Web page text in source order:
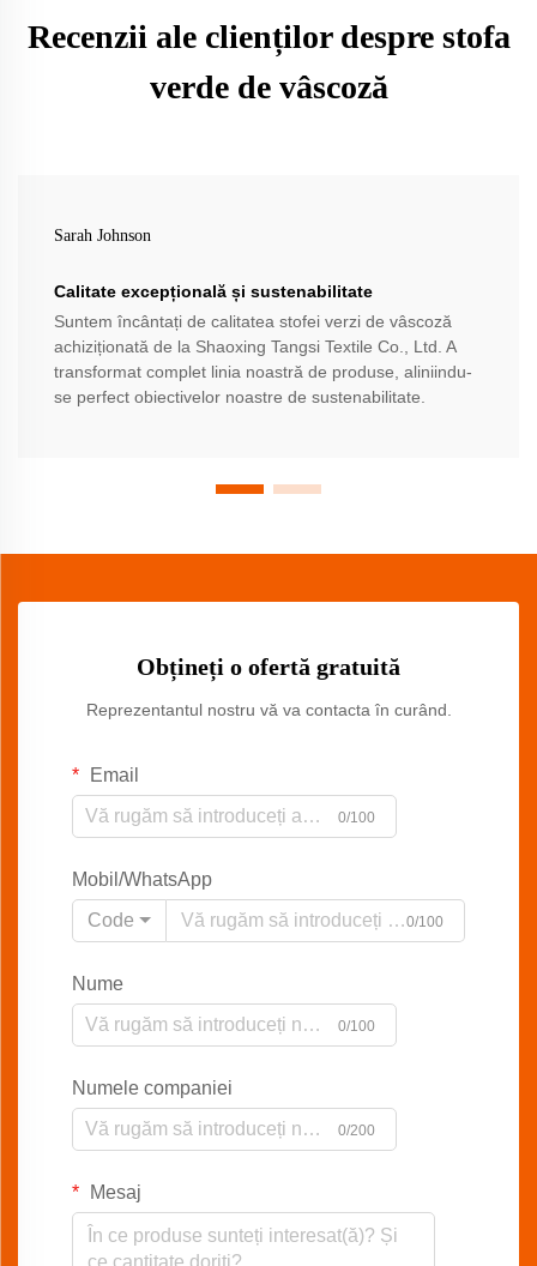
Recenzii ale clienților despre stofa
verde de vâscoză
Sarah Johnson
Calitate excepțională și sustenabilitate
Suntem încântați de calitatea stofei verzi de vâscoză
achiziționată de la Shaoxing Tangsi Textile Co., Ltd. A
transformat complet linia noastră de produse, aliniindu-
se perfect obiectivelor noastre de sustenabilitate.
Obțineți o ofertă gratuită
Reprezentantul nostru vă va contacta în curând.
Email
0/100
Mobil/WhatsApp
Code
0/100
Nume
0/100
Numele companiei
0/200
Mesaj